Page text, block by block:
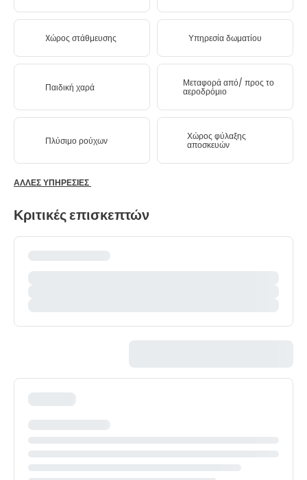
Xώρος στάθμευσης Υπηρεσία δωματίου
Παιδική χαρά Μεταφορά από/ προς το
αεροδρόμιο
Πλύσιμο ρούχων Χώρος φύλαξης
αποσκευών
ΆΛΛΕΣ ΥΠΗΡΕΣΊΕΣ
Κριτικές επισκεπτών